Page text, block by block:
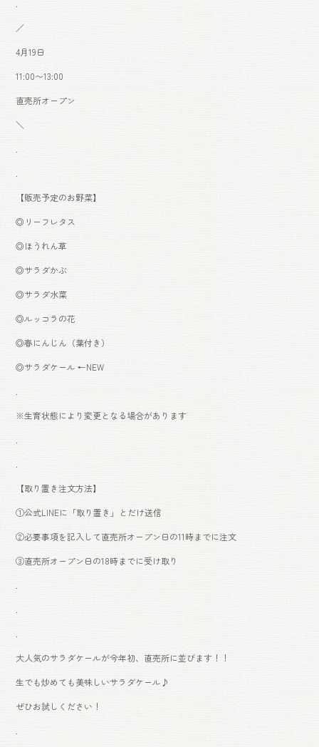
.
／
4月19日
11:00〜13:00
直売所オープン
＼
.
.
【販売予定のお野菜】
◎リーフレタス
◎ほうれん草
◎サラダかぶ
◎サラダ水菜
◎ルッコラの花
◎春にんじん（葉付き）
◎サラダケール ←NEW
.
※生育状態により変更となる場合があります
.
.
【取り置き注文方法】
①公式LINEに「取り置き」とだけ送信
②必要事項を記入して直売所オープン日の11時までに注文
③直売所オープン日の18時までに受け取り
.
.
.
大人気のサラダケールが今年初、直売所に並びます！！
生でも炒めても美味しいサラダケール♪
ぜひお試しください！
.